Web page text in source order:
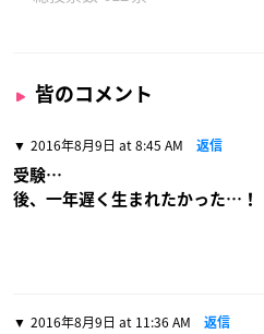
皆のコメント
2016年8月9日 at 8:45 AM 返信
受験…
後、一年遅く生まれたかった…！
2016年8月9日 at 11:36 AM 返信